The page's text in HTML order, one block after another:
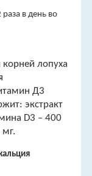
в день во
корней лопуха
Д3
экстракт
D3 – 400